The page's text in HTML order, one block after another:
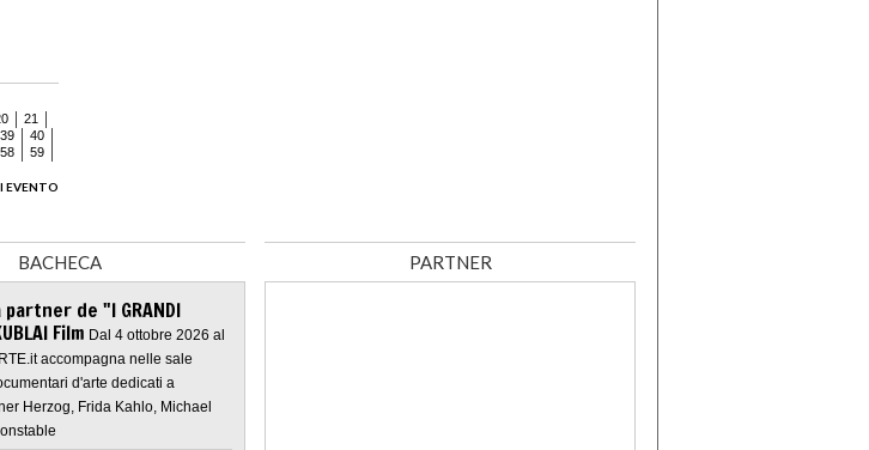
21
39
40
58
59
EVENTO
BACHECA
partner de "I GRANDI
Film Dal 4 ottobre 2026 al
accompagna nelle sale
d'arte dedicati a
Herzog, Frida Kahlo, Michael
PARTNER